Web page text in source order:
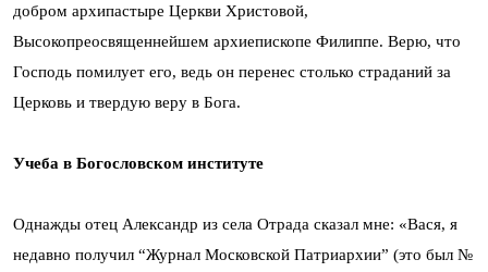
добром архипастыре Церкви Христовой,
Высокопреосвященнейшем архиепископе Филиппе. Верю, что
Господь помилует его, ведь он перенес столько страданий за
Церковь и твердую веру в Бога.
Учеба в Богословском институте
Однажды отец Александр из села Отрада сказал мне: «Вася, я
недавно получил “Журнал Московской Патриархии” (это был №